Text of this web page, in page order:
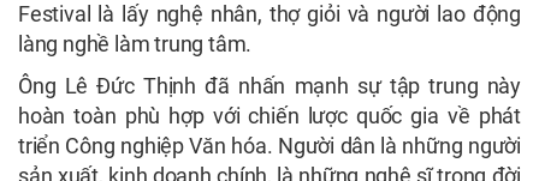
Festival là lấy nghệ nhân, thợ giỏi và người lao động
làng nghề làm trung tâm.
Ông Lê Đức Thịnh đã nhấn mạnh sự tập trung này
hoàn toàn phù hợp với chiến lược quốc gia về phát
triển Công nghiệp Văn hóa. Người dân là những người
sản xuất, kinh doanh chính, là những nghệ sĩ trong đời